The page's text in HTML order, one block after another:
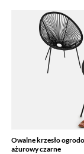
Owalne krzesło
ażurowy czarne